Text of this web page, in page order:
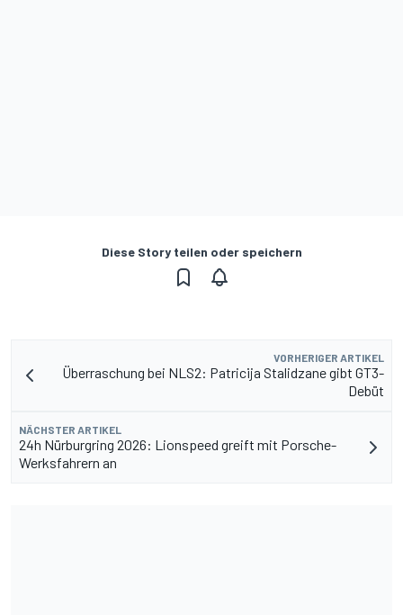
Diese Story teilen oder speichern
VORHERIGER ARTIKEL
Überraschung bei NLS2: Patricija Stalidzane gibt GT3-
Debüt
NÄCHSTER ARTIKEL
24h Nürburgring 2026: Lionspeed greift mit Porsche-
Werksfahrern an